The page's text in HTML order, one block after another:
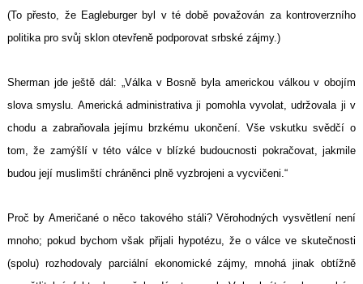
(To přesto, že Eagleburger byl v té době považován za kontroverzního
politika pro svůj sklon otevřeně podporovat srbské zájmy.)
Sherman jde ještě dál: „Válka v Bosně byla americkou válkou v obojím
slova smyslu. Americká administrativa ji pomohla vyvolat, udržovala ji v
chodu a zabraňovala jejímu brzkému ukončení. Vše vskutku svědčí o
tom, že zamýšlí v této válce v blízké budoucnosti pokračovat, jakmile
budou její muslimští chráněnci plně vyzbrojeni a vycvičeni.“
Proč by Američané o něco takového stáli? Věrohodných vysvětlení není
mnoho; pokud bychom však přijali hypotézu, že o válce ve skutečnosti
(spolu) rozhodovaly parciální ekonomické zájmy, mnohá jinak obtížně